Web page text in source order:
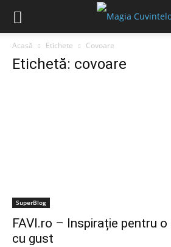
Acasă Etichete Covoare
Etichetă: covoare
SuperBlog
FAVI.ro – Inspirație pentru
cu gust